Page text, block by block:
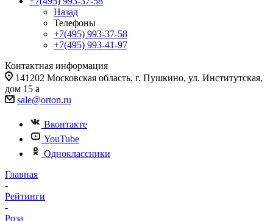
Назад
Телефоны
+7(495) 993-37-58
+7(495) 993-41-97
Контактная информация
141202 Московская область, г. Пушкино, ул. Институтская,
дом 15 а
sale@orton.ru
Вконтакте
YouTube
Одноклассники
Главная
-
Рейтинги
-
Роза